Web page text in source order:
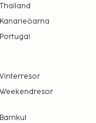
Thailand
Kanarieöarna
Portugal
Vinterresor
Weekendresor
Barnkul